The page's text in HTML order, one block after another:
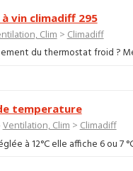
vin climadiff 295
Clim > Climadiff
du thermostat froid ?
temperature
Ventilation, Clim > Climadiff
à 12°C elle affiche 6 ou 7